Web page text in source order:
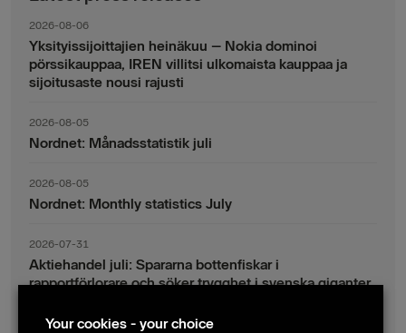
2026-08-06
Yksityissijoittajien heinäkuu – Nokia dominoi
pörssikauppaa, IREN villitsi ulkomaista kauppaa ja
sijoitusaste nousi rajusti
2026-08-05
Nordnet: Månadsstatistik juli
2026-08-05
Nordnet: Monthly statistics July
2026-07-31
Aktiehandel juli: Spararna bottenfiskar i
rapportförlorare och söker trygghet i svenska giganter
2026-07-30
Your cookies - your choice